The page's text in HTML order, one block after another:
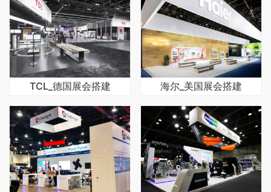
TCL_德国展会搭建 海尔_美国展会搭建